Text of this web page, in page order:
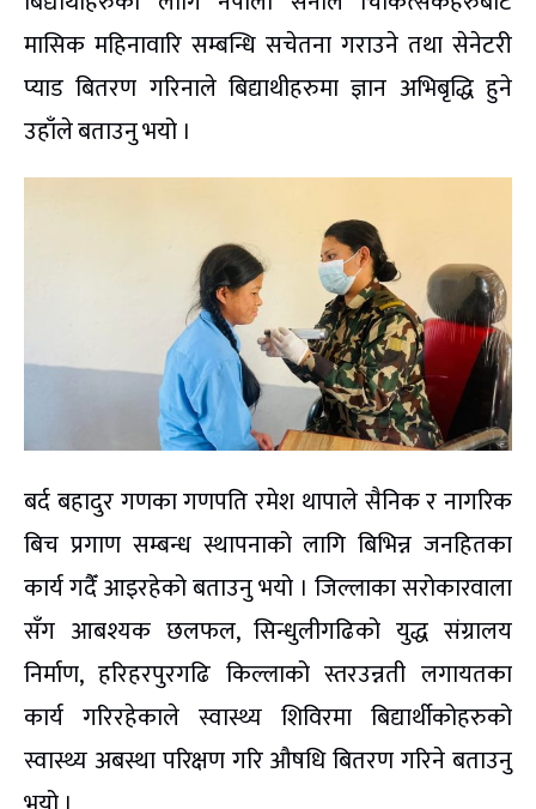
मासिक महिनावारि सम्बन्धि सचेतना गराउने तथा सेनेटरी
प्याड बितरण गरिनाले बिद्याथीहरुमा ज्ञान अभिबृद्धि हुने
उहाँले बताउनु भयो ।
बर्द बहादुर गणका गणपति रमेश थापाले सैनिक र नागरिक
बिच प्रगाण सम्बन्ध स्थापनाको लागि बिभिन्न जनहितका
कार्य गदैँ आइरहेको बताउनु भयो । जिल्लाका सरोकारवाला
सँग आबश्यक छलफल, सिन्धुलीगढिको युद्ध संग्रालय
निर्माण, हरिहरपुरगढि किल्लाको स्तरउन्नती लगायतका
कार्य गरिरहेकाले स्वास्थ्य शिविरमा बिद्यार्थीकोहरुको
स्वास्थ्य अबस्था परिक्षण गरि औषधि बितरण गरिने बताउनु